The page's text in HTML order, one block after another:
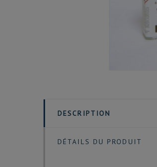
DESCRIPTION
DÉTAILS DU PRODUIT